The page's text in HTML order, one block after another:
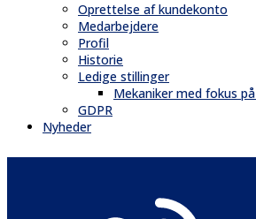
Oprettelse af kundekonto
Medarbejdere
Profil
Historie
Ledige stillinger
Mekaniker med fokus
GDPR
Nyheder